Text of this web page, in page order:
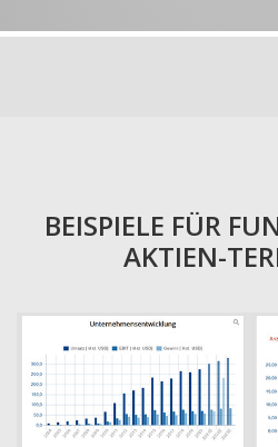
BEISPIELE FÜR
AKTIEN-